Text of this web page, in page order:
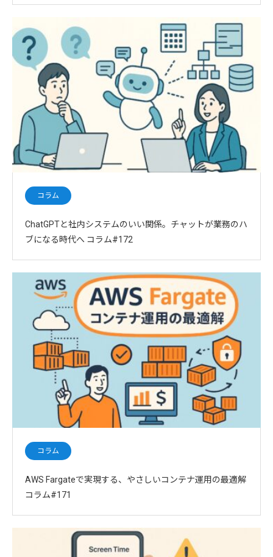
コラム
ChatGPTと社内システムのいい関係。チャットが業務のハ
ブになる時代へ コラム#172
コラム
AWS Fargateで実現する、やさしいコンテナ運用の最適解
コラム#171